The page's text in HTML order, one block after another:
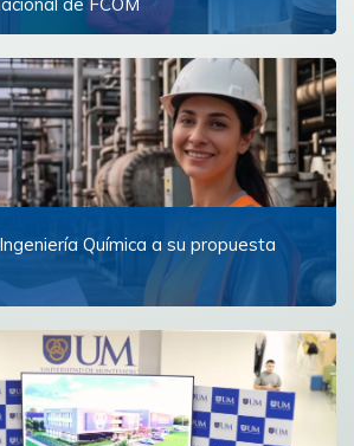
Universidad de Montevideo
Química a su propuesta
capaces de diseñar,
los procesos industriales que